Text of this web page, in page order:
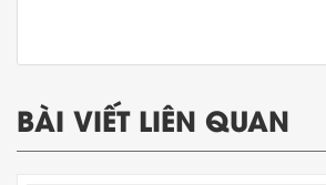
BÀI VIẾT LIÊN QUAN